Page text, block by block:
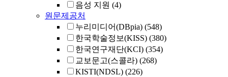
음성 지원 (4)
원문제공처
누리미디어(DBpia) (548)
한국학술정보(KISS) (380)
한국연구재단(KCI) (354)
교보문고(스콜라) (268)
KISTI(NDSL) (226)